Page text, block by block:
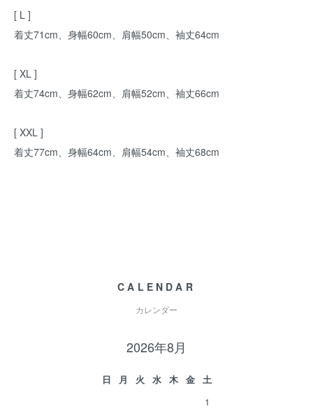
[ L ]
着丈71cm、身幅60cm、肩幅50cm、袖丈64cm
[ XL ]
着丈74cm、身幅62cm、肩幅52cm、袖丈66cm
[ XXL ]
着丈77cm、身幅64cm、肩幅54cm、袖丈68cm
CALENDAR
カレンダー
2026年8月
日 月 火 水 木 金
土
1